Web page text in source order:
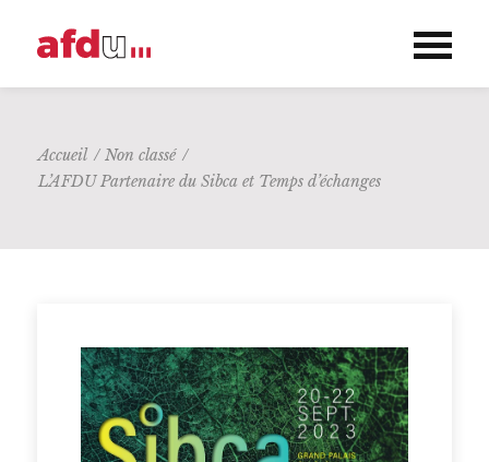
Accueil / Non classé /
L’AFDU Partenaire du Sibca et Temps d’échanges